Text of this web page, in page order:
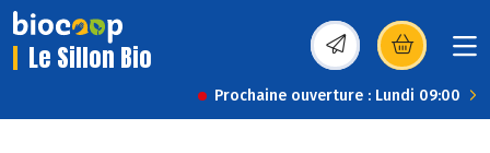
Le Sillon Bio (s’ouvre dans une
Prochaine ouverture : Lundi 09:00